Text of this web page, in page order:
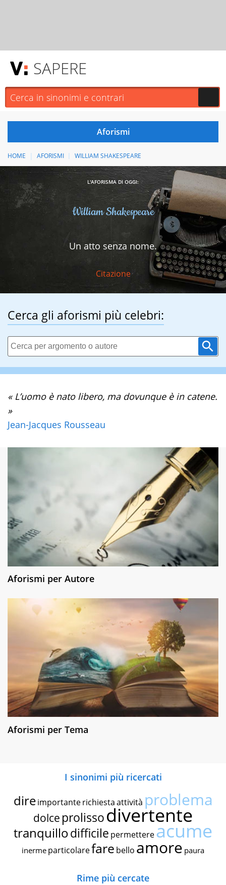
SAPERE
HOME AFORISMI WILLIAM SHAKESPEARE
L'AFORISMA DI OGGI:
William Shakespeare
Un atto senza nome.
Citazione
Cerca gli aforismi più celebri:
« L’uomo è nato libero, ma dovunque è in catene.
»
Jean-Jacques Rousseau
Aforismi per Autore
Aforismi per Tema
I sinonimi più ricercati
dire importante richiestaattività problema
dolce prolissodivertente
tranquillodifficile permettereacume
inerme particolarefare bello amore paura
Rime più cercate